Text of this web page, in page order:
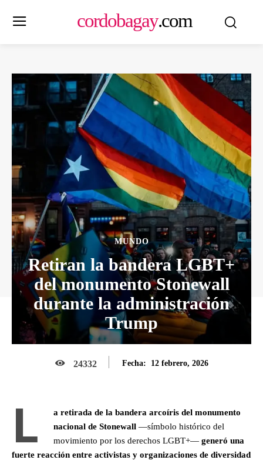
cordobagay.com
MUNDO
Retiran la bandera LGBT+
del monumento Stonewall
durante la administración
Trump
24332 Fecha: 12 febrero, 2026
L
a retirada de la bandera arcoíris del monumento
nacional de Stonewall —símbolo histórico del
movimiento por los derechos LGBT+— generó una
fuerte reacción entre activistas y organizaciones de diversidad